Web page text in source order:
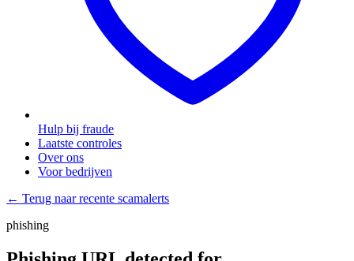
Hulp bij fraude
Laatste controles
Over ons
Voor bedrijven
← Terug naar recente scamalerts
phishing